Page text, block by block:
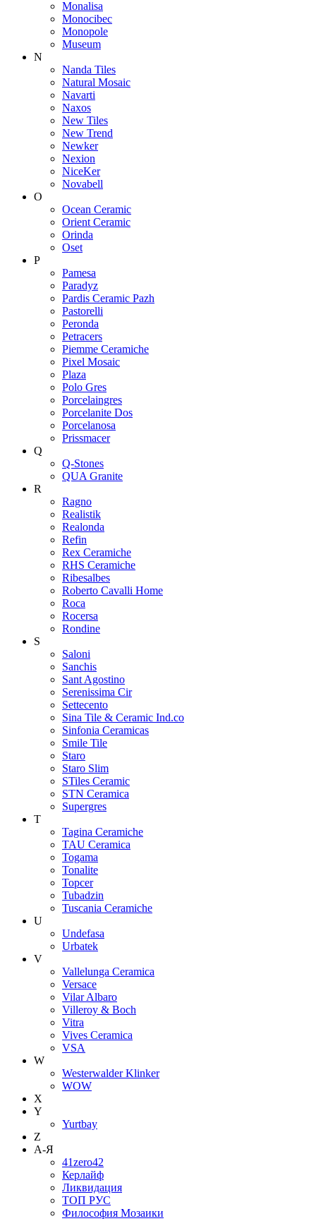
Monalisa
Monocibec
Monopole
Museum
N
Nanda Tiles
Natural Mosaic
Navarti
Naxos
New Tiles
New Trend
Newker
Nexion
NiceKer
Novabell
O
Ocean Ceramic
Orient Ceramic
Orinda
Oset
P
Pamesa
Paradyz
Pardis Ceramic Pazh
Pastorelli
Peronda
Petracers
Piemme Ceramiche
Pixel Mosaic
Plaza
Polo Gres
Porcelaingres
Porcelanite Dos
Porcelanosa
Prissmacer
Q
Q-Stones
QUA Granite
R
Ragno
Realistik
Realonda
Refin
Rex Ceramiche
RHS Ceramiche
Ribesalbes
Roberto Cavalli Home
Roca
Rocersa
Rondine
S
Saloni
Sanchis
Sant Agostino
Serenissima Cir
Settecento
Sina Tile & Ceramic Ind.co
Sinfonia Ceramicas
Smile Tile
Staro
Staro Slim
STiles Ceramic
STN Ceramica
Supergres
T
Tagina Ceramiche
TAU Ceramica
Togama
Tonalite
Topcer
Tubadzin
Tuscania Ceramiche
U
Undefasa
Urbatek
V
Vallelunga Ceramica
Versace
Vilar Albaro
Villeroy & Boch
Vitra
Vives Ceramica
VSA
W
Westerwalder Klinker
WOW
X
Y
Yurtbay
Z
А-Я
41zero42
Керлайф
Ликвидация
ТОП РУС
Философия Мозаики